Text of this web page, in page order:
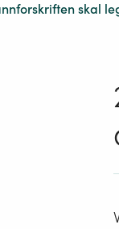
skal